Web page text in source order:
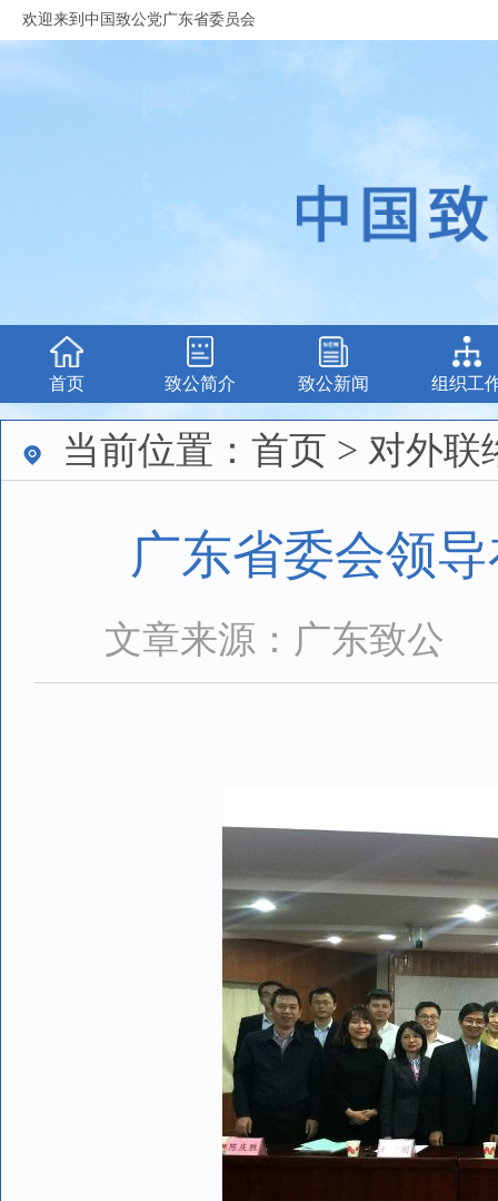
欢迎来到中国致公党广东省委员会
首页 致公简介 致公新闻 组织工
当前位置：首页 > 对外联
广东省委会领
文章来源：广东致公